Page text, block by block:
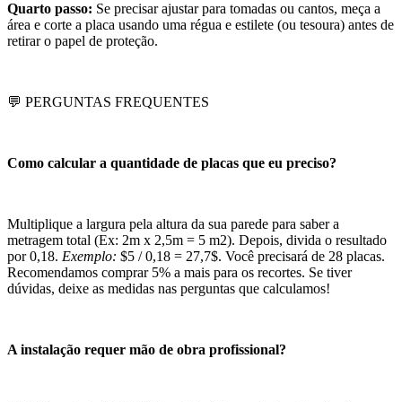
Quarto passo: Se precisar ajustar para tomadas ou cantos, meça a
área e corte a placa usando uma régua e estilete (ou tesoura) antes de
retirar o papel de proteção.
💬 PERGUNTAS FREQUENTES
Como calcular a quantidade de placas que eu preciso?
Multiplique a largura pela altura da sua parede para saber a
metragem total (Ex: 2m x 2,5m = 5 m2). Depois, divida o resultado
por 0,18. Exemplo: $5 / 0,18 = 27,7$. Você precisará de 28 placas.
Recomendamos comprar 5% a mais para os recortes. Se tiver
dúvidas, deixe as medidas nas perguntas que calculamos!
A instalação requer mão de obra profissional?